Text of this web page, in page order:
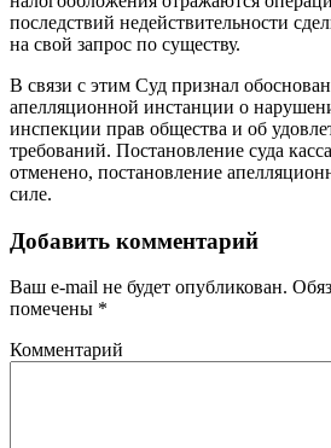
последствий недействительности
на свой запрос по существу.
В связи с этим Суд признал
апелляционной инстанции о
инспекции прав общества и об
требований. Постановление суда
отменено, постановление
силе.
Добавить комментарий
Ваш e-mail не будет опубликован.
помечены *
Комментарий